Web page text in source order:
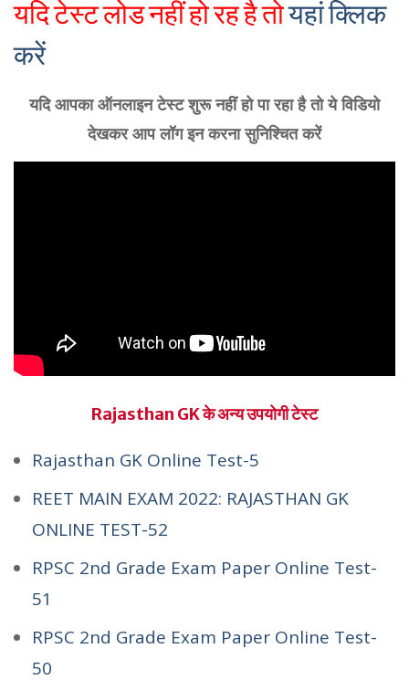
यदि टेस्ट लोड नहीं हो रह है तोयहां क्लिक
करें
यदि आपका ऑनलाइन टेस्ट शुरू नहीं हो पा रहा है तो ये विडियो
देखकर आप लॉग इन करना सुनिश्चित करें
Rajasthan GK के अन्य उपयोगी टेस्ट
Rajasthan GK Online Test-5
REET MAIN EXAM 2022: RAJASTHAN GK
ONLINE TEST-52
RPSC 2nd Grade Exam Paper Online Test-
51
RPSC 2nd Grade Exam Paper Online Test-
50